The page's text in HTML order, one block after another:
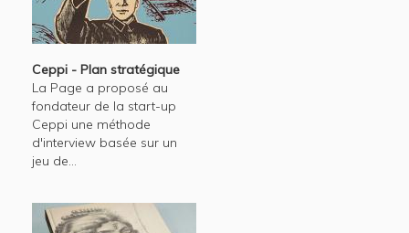
Ceppi - Plan stratégique
La Page a proposé au
fondateur de la start-up
Ceppi une méthode
d'interview basée sur un
jeu de...